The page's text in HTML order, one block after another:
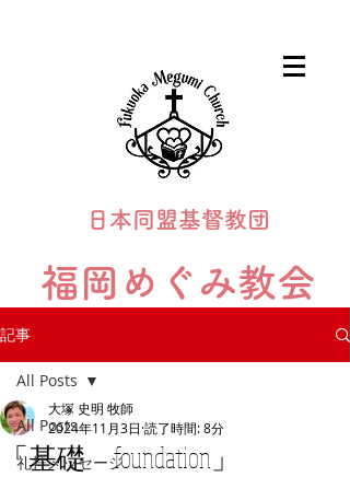
日本同盟基督教団
福岡めぐみ教会
記事
All Posts
礼拝メッセージ
All Posts
「基礎 foundation」
大塚 史明 牧師
2024年11月3日 読了時間: 8分